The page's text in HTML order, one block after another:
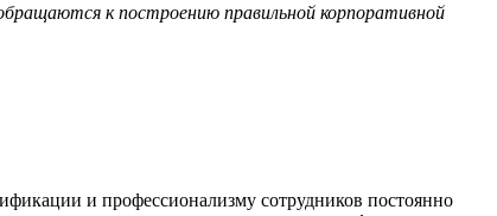
к построению правильной корпоративной
и профессионализму сотрудников постоянно